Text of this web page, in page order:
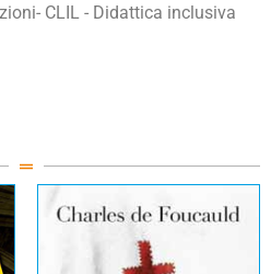
CLIL - Didattica inclusiva